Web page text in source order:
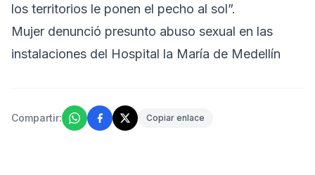
los territorios le ponen el pecho al sol”.
Mujer denunció presunto abuso sexual en las
instalaciones del Hospital la María de Medellín
Compartir: Copiar enlace